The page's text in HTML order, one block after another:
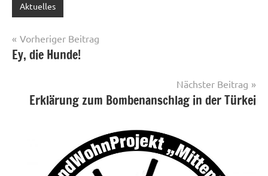
Aktuelles
Beitragsnavigation
Vorheriger Beitrag
Ey, die Hunde!
Nächster Beitrag
Erklärung zum Bombenanschlag in der Türkei